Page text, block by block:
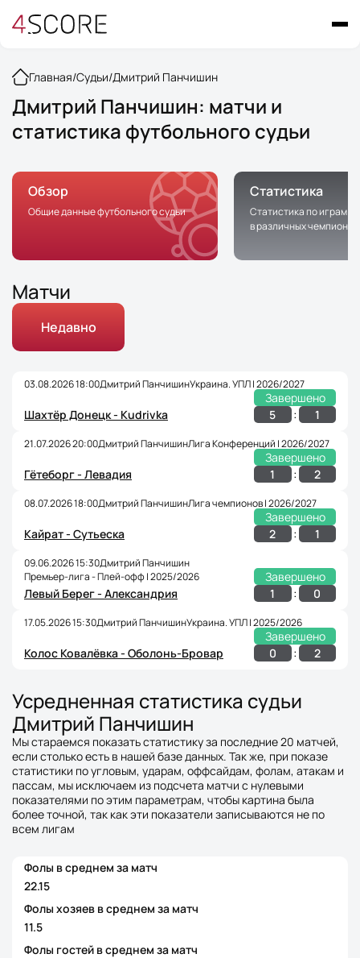
Главная/Судьи/Дмитрий Панчишин
Дмитрий Панчишин: матчи и
статистика футбольного судьи
Обзор
Общие данные футбольного судьи
Статистика
Статистика по играм с
в различных
Матчи
Недавно
03.08.2026 18:00Дмитрий ПанчишинУкраина. УПЛ | 2026/2027
Завершено
Шахтёр Донецк - Kudrivka
5 : 1
21.07.2026 20:00Дмитрий ПанчишинЛига Конференций | 2026/2027
Завершено
Гётеборг - Левадия
1 : 2
08.07.2026 18:00Дмитрий ПанчишинЛига чемпионов | 2026/2027
Завершено
Кайрат - Сутьеска
2 : 1
09.06.2026 15:30Дмитрий Панчишин
Премьер-лига - Плей-офф | 2025/2026
Завершено
Левый Берег - Александрия
1 : 0
17.05.2026 15:30Дмитрий ПанчишинУкраина. УПЛ | 2025/2026
Завершено
Колос Ковалёвка - Оболонь-Бровар
0 : 2
Усредненная статистика судьи
Дмитрий Панчишин
Мы стараемся показать статистику за последние 20 матчей,
если столько есть в нашей базе данных. Так же, при показе
статистики по угловым, ударам, оффсайдам, фолам, атакам и
пассам, мы исключаем из подсчета матчи с нулевыми
показателями по этим параметрам, чтобы картина была
более точной, так как эти показатели записываются не по
всем лигам
Фолы в среднем за матч
22.15
Фолы хозяев в среднем за матч
11.5
Фолы гостей в среднем за матч